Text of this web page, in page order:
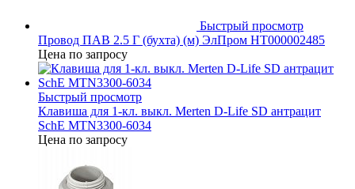
Быстрый просмотр
Провод ПАВ 2.5 Г (бухта) (м) ЭлПром НТ000002485
Цена по запросу
Быстрый просмотр
Клавиша для 1-кл. выкл. Merten D-Life SD антрацит
SchE MTN3300-6034
Цена по запросу